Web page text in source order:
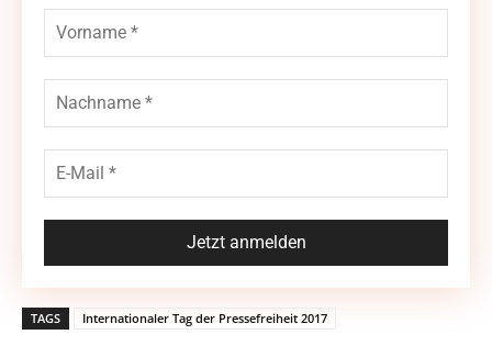
TAGS Internationaler Tag der Pressefreiheit 2017